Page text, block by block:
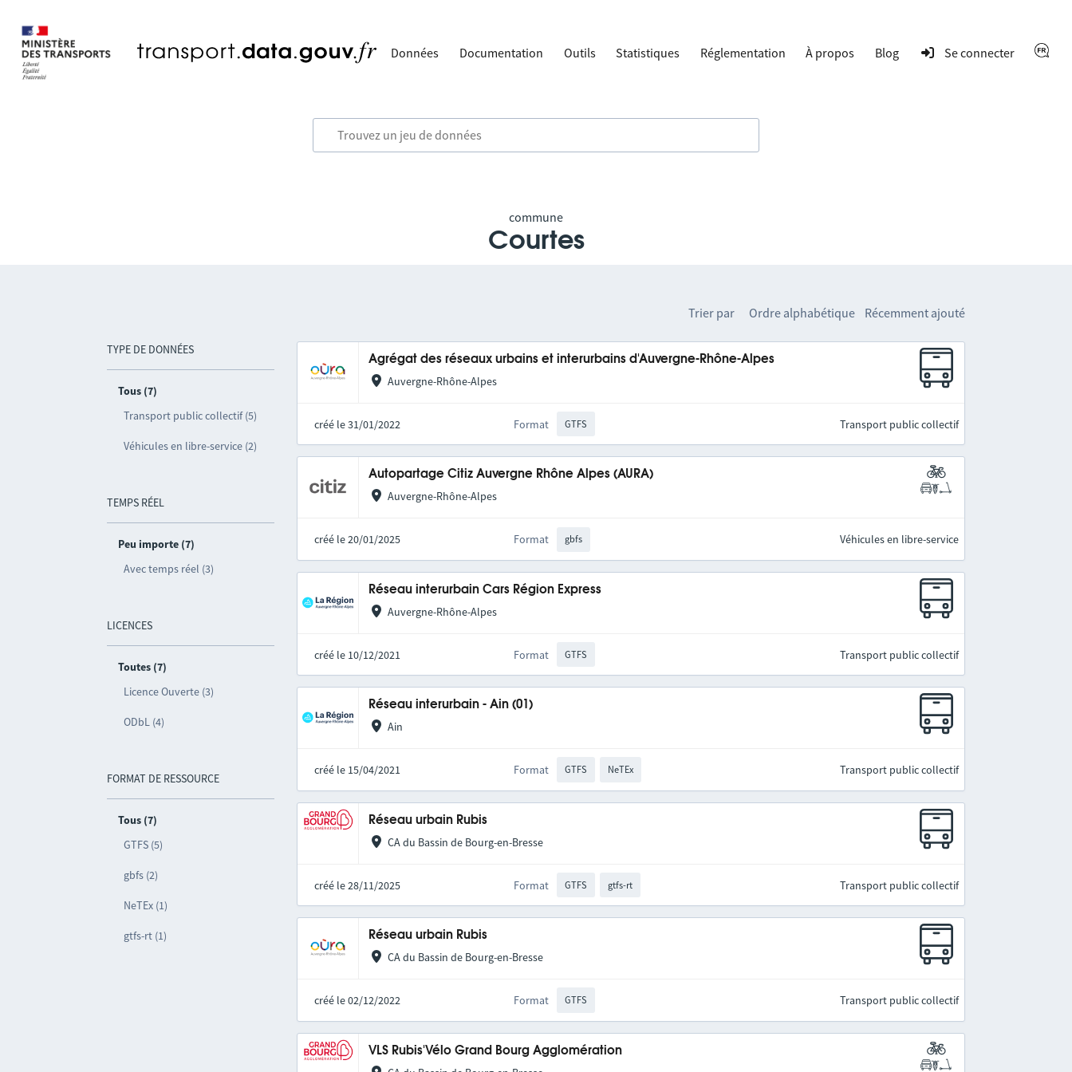
Données Documentation Outils Statistiques Réglementation À propos Blog Se connecter
commune
Courtes
TYPE DE DONNÉES
Tous (7)
Transport public collectif (5)
Véhicules en libre-service (2)
TEMPS RÉEL
Peu importe (7)
Avec temps réel (3)
LICENCES
Toutes (7)
Licence Ouverte (3)
ODbL (4)
FORMAT DE RESSOURCE
Tous (7)
GTFS (5)
gbfs (2)
NeTEx (1)
gtfs-rt (1)
Trier par Ordre alphabétique Récemment ajouté
Agrégat des réseaux urbains et interurbains d'Auvergne-Rhône-Alpes
Auvergne-Rhône-Alpes
créé le 31/01/2022 Format GTFS Transport public collectif
Autopartage Citiz Auvergne Rhône Alpes (AURA)
Auvergne-Rhône-Alpes
créé le 20/01/2025 Format gbfs Véhicules en libre-service
Réseau interurbain Cars Région Express
Auvergne-Rhône-Alpes
créé le 10/12/2021 Format GTFS Transport public collectif
Réseau interurbain - Ain (01)
Ain
créé le 15/04/2021 Format GTFS NeTEx Transport public collectif
Réseau urbain Rubis
CA du Bassin de Bourg-en-Bresse
créé le 28/11/2025 Format GTFS gtfs-rt Transport public collectif
Réseau urbain Rubis
CA du Bassin de Bourg-en-Bresse
créé le 02/12/2022 Format GTFS Transport public collectif
VLS Rubis'Vélo Grand Bourg Agglomération